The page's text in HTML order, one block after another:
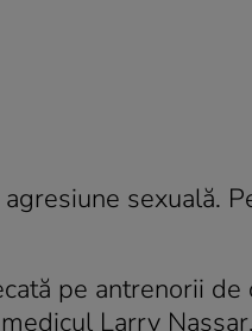
sexuală.
pe antrenorii de
Larry